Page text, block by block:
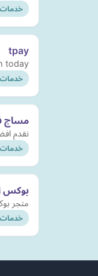
خدمات
tpay
today.
خدمات
مساج
نقدم
خدمات
بوكس
متجر
خدمات